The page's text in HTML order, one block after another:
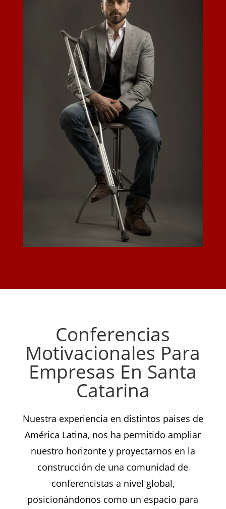
Conferencias
Motivacionales Para
Empresas En Santa
Catarina
Nuestra experiencia en distintos paises de
América Latina, nos ha permitido ampliar
nuestro horizonte y proyectarnos en la
construcción de una comunidad de
conferencistas a nivel global,
posicionándonos como un espacio para